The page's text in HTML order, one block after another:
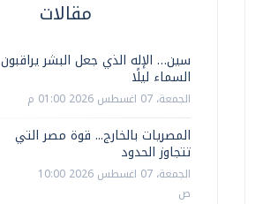
مقالات
سين… الإله الذي جعل البشر يراقبون
السماء ليلًا
الجمعة، 07 اغسطس 2026 01:00 م
المصريات بالخارج... قوة مصر التي
تتجاوز الحدود
الجمعة، 07 اغسطس 2026 10:00
ص